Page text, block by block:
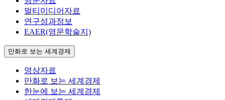
멀티미디어자료
연구성과정보
EAER(영문학술지)
만화로 보는 세계경제
영상자료
만화로 보는 세계경제
한눈에 보는 세계경제